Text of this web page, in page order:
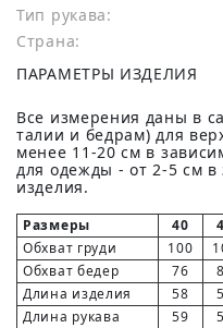
Тип рукава:
Страна:
ПАРАМЕТРЫ ИЗДЕЛИЯ
Все измерения даны в
талии и бедрам) для
менее 11-20 см в
для одежды - от 2-5 см в
изделия.
Размеры 40
Обхват груди
100
Обхват бедер
76
Длина изделия
58
Длина рукава
59